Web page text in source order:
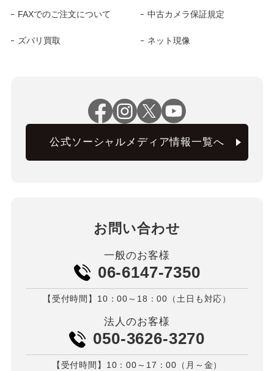
FAXでのご注文について 中古カメラ保証規定
ズバリ買取 ネット現像
公式ソーシャルメディア情報一覧へ
お問い合わせ
一般のお客様
06-6147-7350
【受付時間】10：00～18：00（土日も対応）
法人のお客様
050-3626-3270
【受付時間】10：00～17：00（月～金）